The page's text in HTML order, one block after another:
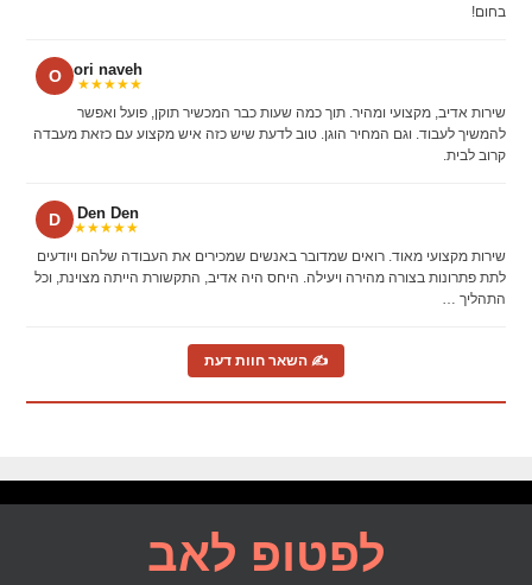
בחום!
O ori naveh
★★★★★
שירות אדיב, מקצועי ומהיר. תוך כמה שעות כבר המכשיר תוקן, פועל ואפשר
להמשיך לעבוד. וגם המחיר הוגן. טוב לדעת שיש כזה איש מקצוע עם כזאת מעבדה
קרוב לבית.
D Den Den
★★★★★
שירות מקצועי מאוד. רואים שמדובר באנשים שמכירים את העבודה שלהם ויודעים
לתת פתרונות בצורה מהירה ויעילה. היחס היה אדיב, התקשורת הייתה מצוינת, וכל
התהליך …
✍ השאר חוות דעת
לפטופ לאב